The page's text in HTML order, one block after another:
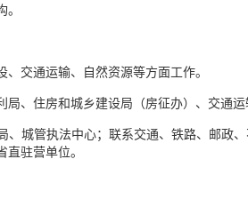
交通运输、自然资源等方面工作。
、住房和城乡建设局（房征办）、交通运
城管执法中心；联系交通、铁路、邮政
驻营单位。